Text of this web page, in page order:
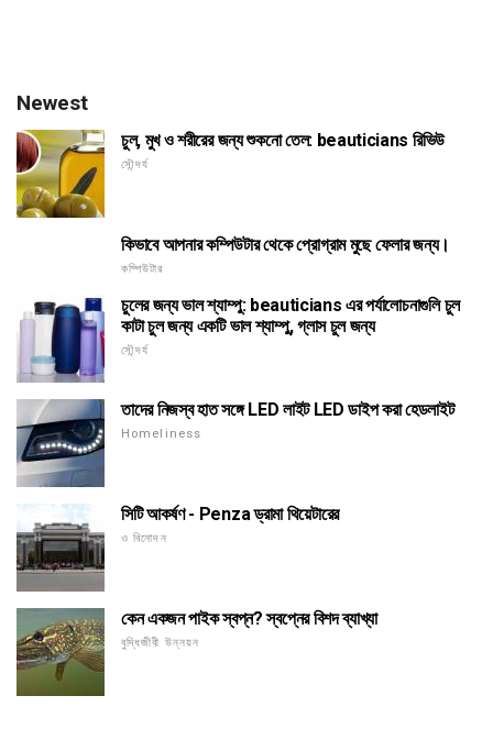
Newest
চুল, মুখ ও শরীরের জন্য শুকনো তেল: beauticians রিভিউ
সৌন্দর্য
কিভাবে আপনার কম্পিউটার থেকে প্রোগ্রাম মুছে ফেলার জন্য।
কম্পিউটার
চুলের জন্য ভাল শ্যাম্পু: beauticians এর পর্যালোচনাগুলি চুল
কাটা চুল জন্য একটি ভাল শ্যাম্পু, গ্লাস চুল জন্য
সৌন্দর্য
তাদের নিজস্ব হাত সঙ্গে LED লাইট LED ডাইপ করা হেডলাইট
Homeliness
সিটি আকর্ষণ - Penza ড্রামা থিয়েটারের
ও বিনোদন
কেন একজন পাইক স্বপ্ন? স্বপ্নের বিশদ ব্যাখ্যা
বুদ্ধিজীবী উন্নয়ন